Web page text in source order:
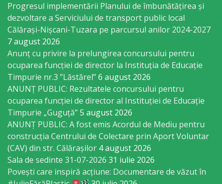
Primar
Viceprimarii
Specialist
Relații
cu
Publicul,
Operator
CISC
Organigrama
Progresul implementării Planului de îmbunătățirea și
dezvoltare a Serviciului de transport public local
Călărași-Nișcani-Tuzara pe parcursul anilor 2024-2027
7 august 2026
Anunț cu privire la prelungirea concursului pentru
ocuparea funcţiei de director la Instituția de Educație
Timpurie nr.3 ”Lăstărel”6 august 2026
ANUNȚ PUBLIC: Rezultatele concursului pentru
ocuparea funcției de director al Instituției de Educație
Timpurie „Guguță”5 august 2026
ANUNȚ PUBLIC: A fost emis Acordul de Mediu pentru
construcția Centrului de Colectare prin Aport Voluntar
(CAV) din str. Călărașilor 4 august 2026
Sala de sedinte 31-07-2026 31 iulie 2026
Povești care inspiră acțiune: Documentare de văzut în